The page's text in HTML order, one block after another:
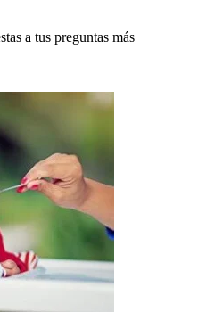
a tus preguntas más